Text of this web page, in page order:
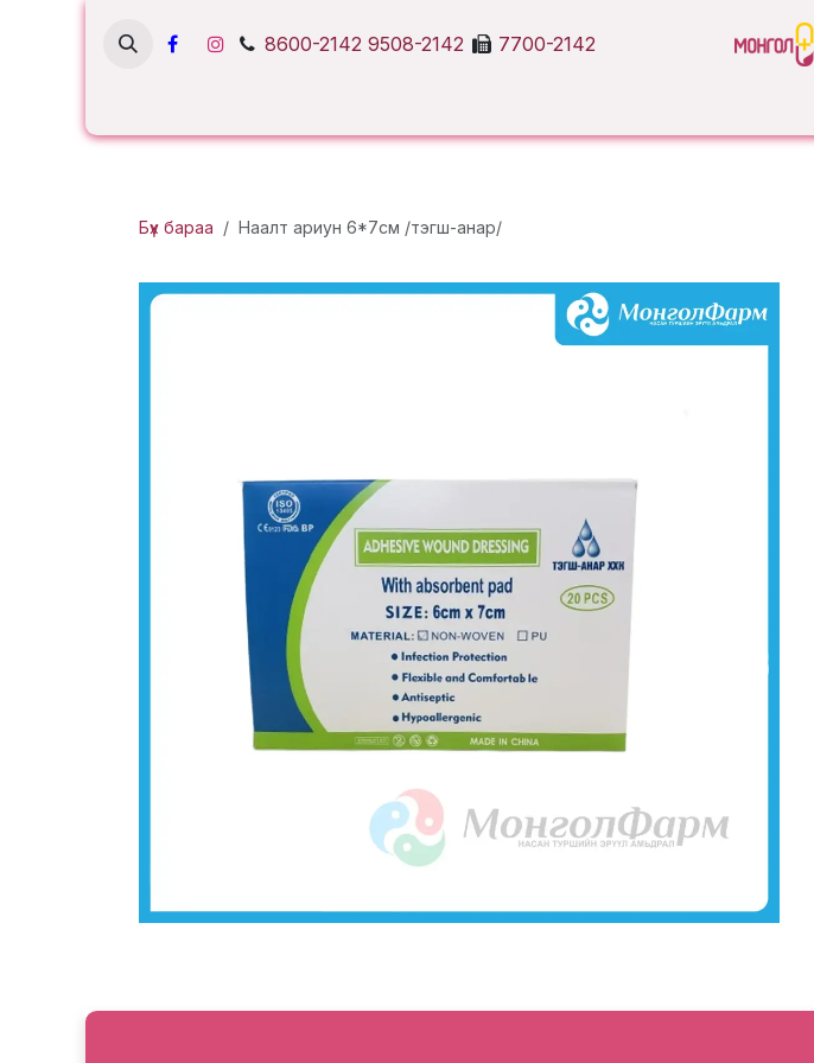
8600-2142 9508-2142 7700-2142
Бүх бараа Наалт ариун 6*7см /тэгш-анар/